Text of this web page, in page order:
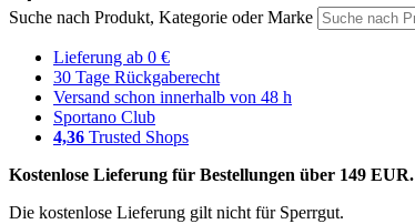
Suche nach Produkt, Kategorie oder Marke
Lieferung ab 0 €
30 Tage Rückgaberecht
Versand schon innerhalb von 48 h
Sportano Club
4,36 Trusted Shops
Kostenlose Lieferung für Bestellungen über 149 EUR.
Die kostenlose Lieferung gilt nicht für Sperrgut.